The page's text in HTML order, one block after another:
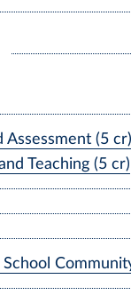
Assessment (5 cr)
Teaching (5 cr)